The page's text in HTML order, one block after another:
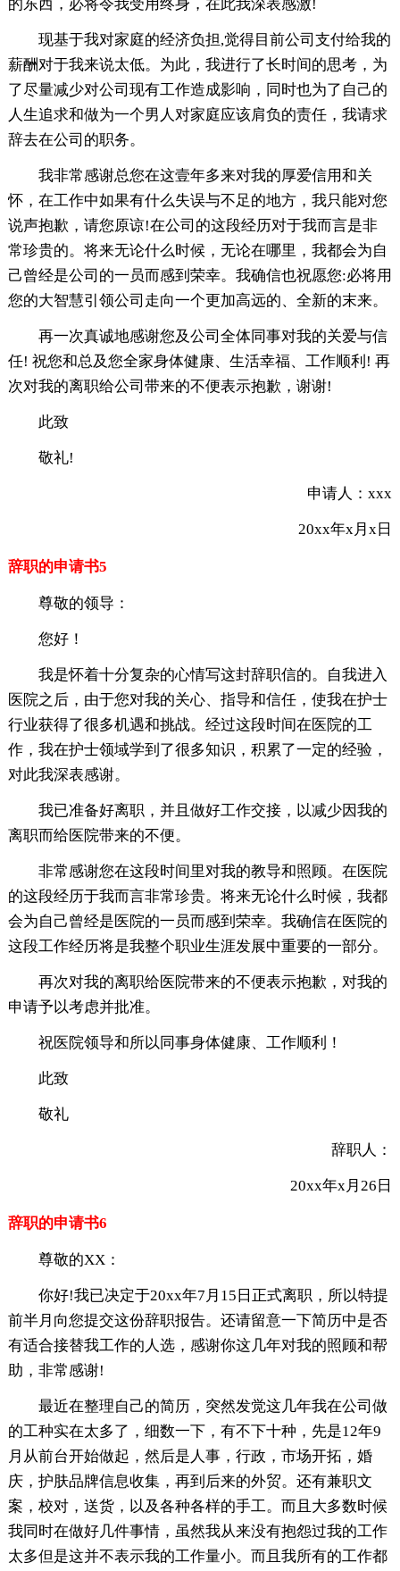
的东西，必将令我受用终身，在此我深表感激!
现基于我对家庭的经济负担,觉得目前公司支付给我的
薪酬对于我来说太低。为此，我进行了长时间的思考，为
了尽量减少对公司现有工作造成影响，同时也为了自己的
人生追求和做为一个男人对家庭应该肩负的责任，我请求
辞去在公司的职务。
我非常感谢总您在这壹年多来对我的厚爱信用和关
怀，在工作中如果有什么失误与不足的地方，我只能对您
说声抱歉，请您原谅!在公司的这段经历对于我而言是非
常珍贵的。将来无论什么时候，无论在哪里，我都会为自
己曾经是公司的一员而感到荣幸。我确信也祝愿您:必将用
您的大智慧引领公司走向一个更加高远的、全新的末来。
再一次真诚地感谢您及公司全体同事对我的关爱与信
任! 祝您和总及您全家身体健康、生活幸福、工作顺利! 再
次对我的离职给公司带来的不便表示抱歉，谢谢!
此致
敬礼!
申请人：xxx
20xx年x月x日
辞职的申请书5
尊敬的领导：
您好！
我是怀着十分复杂的心情写这封辞职信的。自我进入
医院之后，由于您对我的关心、指导和信任，使我在护士
行业获得了很多机遇和挑战。经过这段时间在医院的工
作，我在护士领域学到了很多知识，积累了一定的经验，
对此我深表感谢。
我已准备好离职，并且做好工作交接，以减少因我的
离职而给医院带来的不便。
非常感谢您在这段时间里对我的教导和照顾。在医院
的这段经历于我而言非常珍贵。将来无论什么时候，我都
会为自己曾经是医院的一员而感到荣幸。我确信在医院的
这段工作经历将是我整个职业生涯发展中重要的一部分。
再次对我的离职给医院带来的不便表示抱歉，对我的
申请予以考虑并批准。
祝医院领导和所以同事身体健康、工作顺利！
此致
敬礼
辞职人：
20xx年x月26日
辞职的申请书6
尊敬的XX：
你好!我已决定于20xx年7月15日正式离职，所以特提
前半月向您提交这份辞职报告。还请留意一下简历中是否
有适合接替我工作的人选，感谢你这几年对我的照顾和帮
助，非常感谢!
最近在整理自己的简历，突然发觉这几年我在公司做
的工种实在太多了，细数一下，有不下十种，先是12年9
月从前台开始做起，然后是人事，行政，市场开拓，婚
庆，护肤品牌信息收集，再到后来的外贸。还有兼职文
案，校对，送货，以及各种各样的手工。而且大多数时候
我同时在做好几件事情，虽然我从来没有抱怨过我的工作
太多但是这并不表示我的工作量小。而且我所有的工作都